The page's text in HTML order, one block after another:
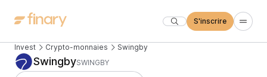
S'inscrire
Invest Crypto-monnaies Swingby
SwingbySWINGBY